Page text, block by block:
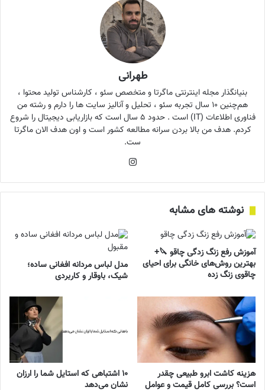
طهرانی
بنیانگذار مجله اینترنتی ماگرتا و متخصص سئو ، کارشناس تولید محتوا ،
هم‌چنین ۱۰ سال تجربه سئو ، تحلیل و آنالیز سایت ها را دارم و رشته من
فناوری اطلاعات (IT) است . حدود ۵ سال است که بازاریابی دیجیتال را شروع
کردم. هدف من بالا بردن سرانه مطالعه کشور است و اون هدف الان ماگرتا
ست.
نوشته های مشابه
آموزش رفع زنگ زدگی چاقو 🔪+
بهترین روش‌های خانگی برای احیای
چاقوی زنگ زده
مدل لباس مردانه افغانی ساده؛
شیک، باوقار و کاربردی
هزینه کاشت ابرو طبیعی چقدر
است؟ بررسی کامل قیمت و عوامل
۱۰ اشتباهی که استایل شما را ارزان
نشان می‌دهد